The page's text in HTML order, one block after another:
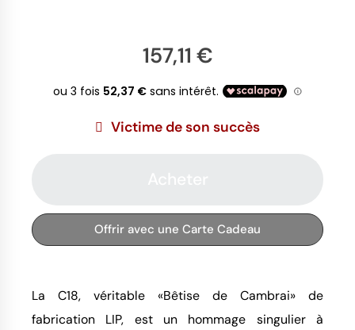
157,11 €
Victime de son succès
Offrir avec une Carte Cadeau
La C18, véritable «Bêtise de Cambrai» de
fabrication LIP, est un hommage singulier à